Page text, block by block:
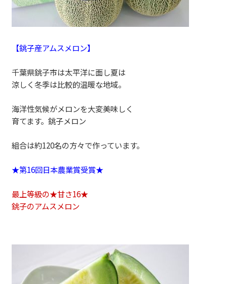
【銚子産アムスメロン】
千葉県銚子市は太平洋に面し夏は
涼しく冬季は比較的温暖な地域。
海洋性気候がメロンを大変美味しく
育てます。銚子メロン
組合は約120名の方々で作っています。
★第16回日本農業賞受賞★
最上等級の★甘さ16★
銚子のアムスメロン